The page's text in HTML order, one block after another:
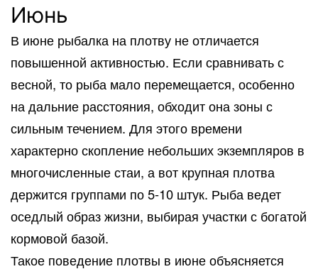
Июнь
В июне рыбалка на плотву не отличается
повышенной активностью. Если сравнивать с
весной, то рыба мало перемещается, особенно
на дальние расстояния, обходит она зоны с
сильным течением. Для этого времени
характерно скопление небольших экземпляров в
многочисленные стаи, а вот крупная плотва
держится группами по 5-10 штук. Рыба ведет
оседлый образ жизни, выбирая участки с богатой
кормовой базой.
Такое поведение плотвы в июне объясняется